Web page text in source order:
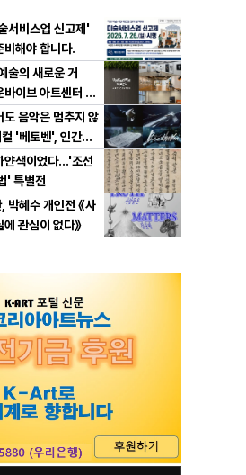
서비스업 신고제'
비해야 합니다.
술의 새로운 거
이브 아트센터 개
도 음악은 멈추지 않
'베토벤', 인간과
노래하다!
얀색이었다...'조선
' 특별전
에 관심이 없다》